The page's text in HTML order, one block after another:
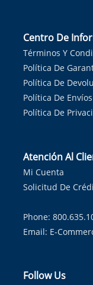
Centro De
Términos Y
Política De
Política De
Política De Envíos
Política De
Atención Al
Mi Cuenta
Solicitud De
Phone:
Email: E-
Follow Us